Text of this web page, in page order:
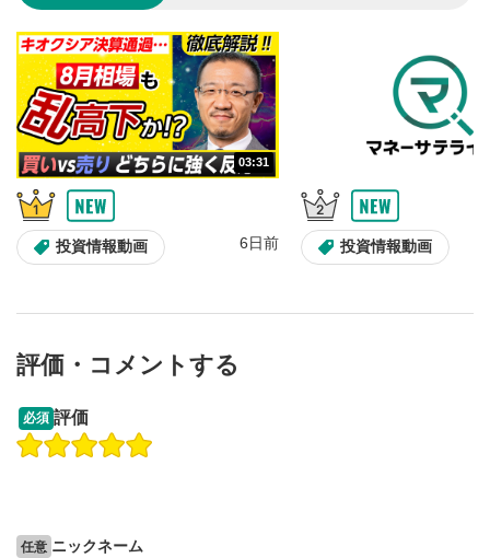
のサイズに戻ります。
03:31
投資情報動画 6日前 投資情報動画
操作説明動画
評価・コメントする
必須 評価
任意 ニックネーム